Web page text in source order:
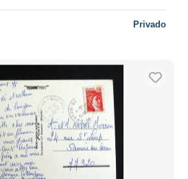
Privado